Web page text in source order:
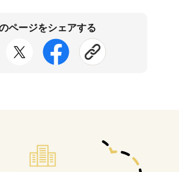
ページをシェアする